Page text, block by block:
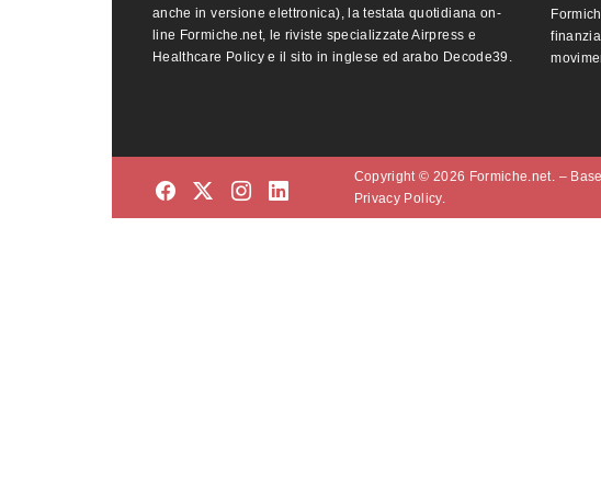
anche in versione elettronica), la testata quotidiana on-
line Formiche.net, le riviste specializzate Airpress e
Healthcare Policy e il sito in inglese ed arabo Decode39.
Copyright © 2026 Formiche.net. –
Privacy Policy.